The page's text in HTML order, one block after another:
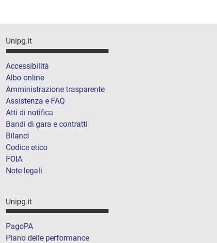
Unipg.it
Accessibilità
Albo online
Amministrazione trasparente
Assistenza e FAQ
Atti di notifica
Bandi di gara e contratti
Bilanci
Codice etico
FOIA
Note legali
Unipg.it
PagoPA
Piano delle performance